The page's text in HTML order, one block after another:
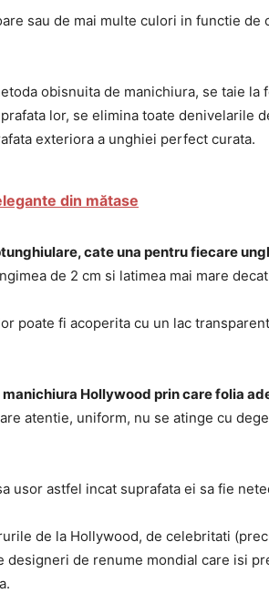
sau de mai multe culori in functie de
obisnuita de manichiura, se taie la
lor, se elimina toate denivelarile
exteriora a unghiei perfect curata.
din mătase
cate una pentru fiecare
de 2 cm si latimea mai mare
poate fi acoperita cu un lac
Hollywood prin care folia
atentie, uniform, nu se atinge cu
usor astfel incat suprafata ei sa fie
de la Hollywood, de celebritati
designeri de renume mondial care isi